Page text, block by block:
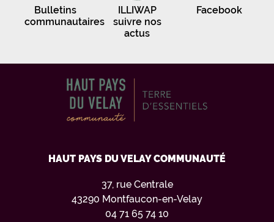
Bulletins
communautaires
ILLIWAP
suivre nos
actus
Facebook
HAUT PAYS DU VELAY COMMUNAUTÉ
37, rue Centrale
43290 Montfaucon-en-Velay
04 71 65 74 10